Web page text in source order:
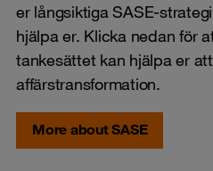
er långsiktiga SASE-
hjälpa er. Klicka nedan för
tankesättet kan hjälpa er
affärstransformation.
More about SASE